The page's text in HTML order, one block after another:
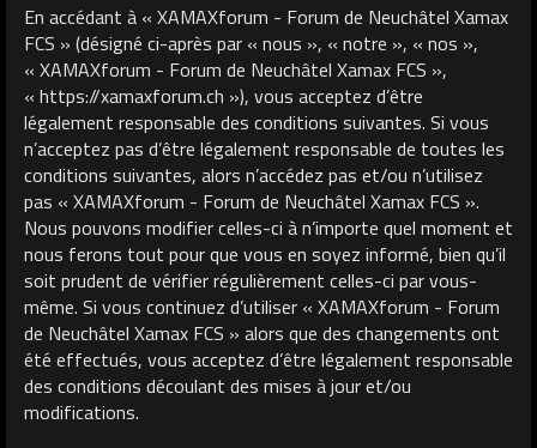
En accédant à « XAMAXforum - Forum de Neuchâtel Xamax
FCS » (désigné ci-après par « nous », « notre », « nos »,
« XAMAXforum - Forum de Neuchâtel Xamax FCS »,
« https://xamaxforum.ch »), vous acceptez d’être
légalement responsable des conditions suivantes. Si vous
n’acceptez pas d’être légalement responsable de toutes les
conditions suivantes, alors n’accédez pas et/ou n’utilisez
pas « XAMAXforum - Forum de Neuchâtel Xamax FCS ».
Nous pouvons modifier celles-ci à n’importe quel moment et
nous ferons tout pour que vous en soyez informé, bien qu’il
soit prudent de vérifier régulièrement celles-ci par vous-
même. Si vous continuez d’utiliser « XAMAXforum - Forum
de Neuchâtel Xamax FCS » alors que des changements ont
été effectués, vous acceptez d’être légalement responsable
des conditions découlant des mises à jour et/ou
modifications.